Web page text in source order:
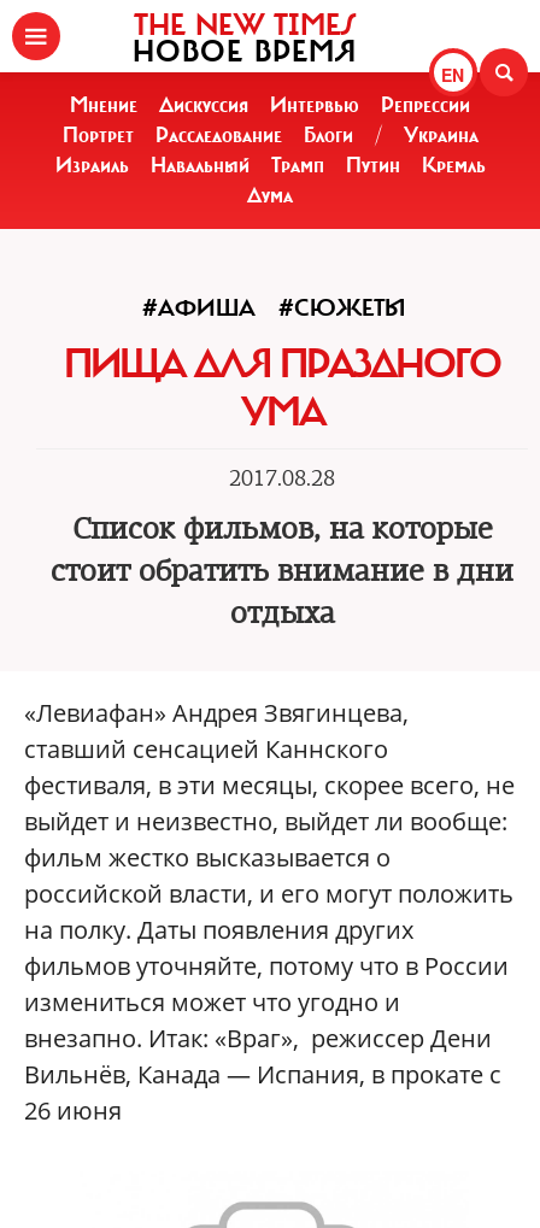
EN
THE NEW TIMES
НОВОЕ ВРЕМЯ
Мнение Дискуссия Интервью
Репрессии
Портрет
Расследование Блоги /
Украина
Израиль
Навальный Трамп Путин
Кремль
Дума
#АФИША #СЮЖЕТЫ
ПИЩА ДЛЯ ПРАЗДНОГО
УМА
2017.08.28
Список фильмов, на которые
стоит обратить внимание в дни
отдыха
«Левиафан» Андрея Звягинцева,
ставший сенсацией Каннского
фестиваля, в эти месяцы, скорее всего, не
выйдет и неизвестно, выйдет ли вообще:
фильм жестко высказывается о
российской власти, и его могут положить
на полку. Даты появления других
фильмов уточняйте, потому что в России
измениться может что угодно и
внезапно. Итак: «Враг», режиссер Дени
Вильнёв, Канада — Испания, в прокате с
26 июня